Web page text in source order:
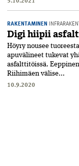
RAKENTAMINEN
Digi hiipii
Höyry nousee
apuvälineet tukevat
asfalttitöissä.
Riihimäen välise...
10.9.2020